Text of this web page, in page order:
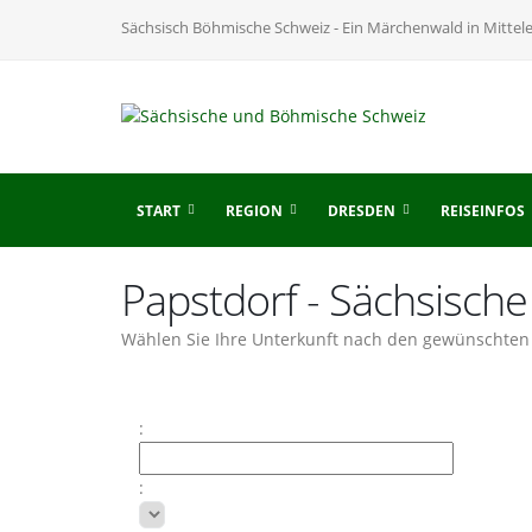
Sächsisch Böhmische Schweiz - Ein Märchenwald in
START REGION DRESDEN REISEINFOS
Papstdorf -
Wählen Sie Ihre Unterkunft nach den
:
: